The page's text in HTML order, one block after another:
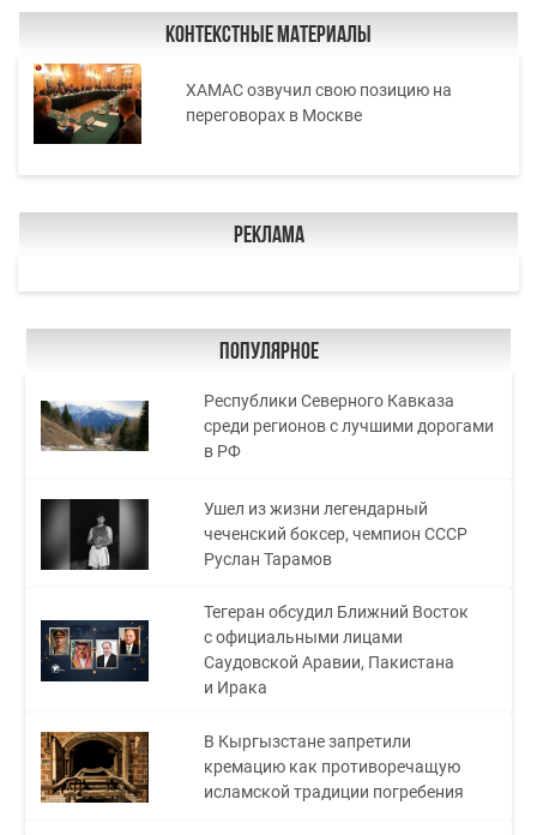
Контекстные материалы
ХАМАС озвучил свою позицию на
переговорах в Москве
Реклама
Популярное
Республики Северного Кавказа
среди регионов с лучшими дорогами
в РФ
Ушел из жизни легендарный
чеченский боксер, чемпион СССР
Руслан Тарамов
Тегеран обсудил Ближний Восток
с официальными лицами
Саудовской Аравии, Пакистана
и Ирака
В Кыргызстане запретили
кремацию как противоречащую
исламской традиции погребения